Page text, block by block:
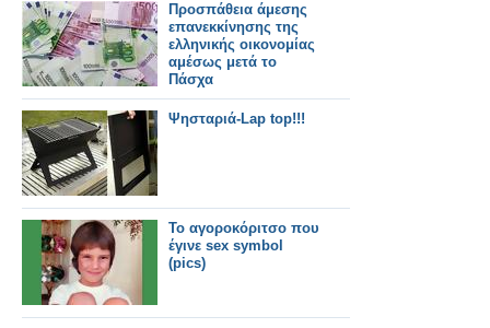
Προσπάθεια άμεσης
επανεκκίνησης της
ελληνικής οικονομίας
αμέσως μετά το
Πάσχα
Ψησταριά-Lap top!!!
Το αγοροκόριτσο που
έγινε sex symbol
(pics)